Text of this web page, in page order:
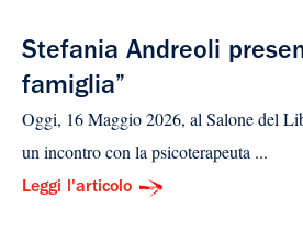
Stefania Andreoli
famiglia”
Oggi, 16 Maggio 2026, al Salone del
un incontro con la psicoterapeuta ...
Leggi l'articolo